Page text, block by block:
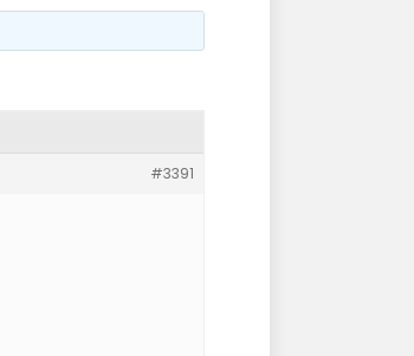
#3391